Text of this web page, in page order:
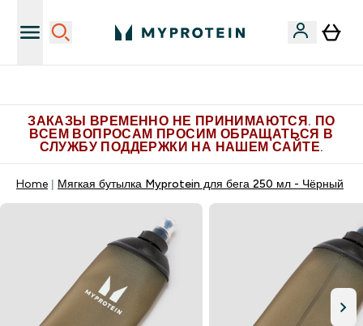
ЗАКАЗЫ ВРЕМЕННО НЕ ПРИНИМАЮТСЯ. ПО
ВСЕМ ВОПРОСАМ ПРОСИМ ОБРАЩАТЬСЯ В
СЛУЖБУ ПОДДЕРЖКИ НА НАШЕМ САЙТЕ.
Home Мягкая бутылка Myprotein для бега 250 мл - Чёрный